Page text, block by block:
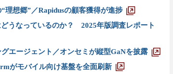
理想郷”／Rapidusの顧客獲得が進捗
うなっているのか？ 2025年版調査レポート
エージェント／オンセミが縦型GaNを披露
がモバイル向け基盤を全面刷新